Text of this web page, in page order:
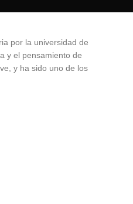
por la universidad de
y el pensamiento de
y ha sido uno de los